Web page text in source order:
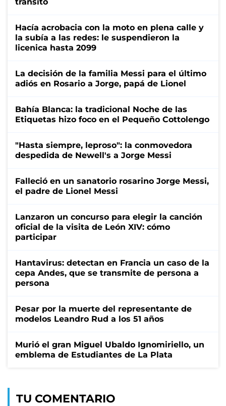
Hacía acrobacia con la moto en plena calle y
la subía a las redes: le suspendieron la
licenica hasta 2099
La decisión de la familia Messi para el último
adiós en Rosario a Jorge, papá de Lionel
Bahía Blanca: la tradicional Noche de las
Etiquetas hizo foco en el Pequeño Cottolengo
"Hasta siempre, leproso": la conmovedora
despedida de Newell's a Jorge Messi
Falleció en un sanatorio rosarino Jorge Messi,
el padre de Lionel Messi
Lanzaron un concurso para elegir la canción
oficial de la visita de León XIV: cómo
participar
Hantavirus: detectan en Francia un caso de la
cepa Andes, que se transmite de persona a
persona
Pesar por la muerte del representante de
modelos Leandro Rud a los 51 años
Murió el gran Miguel Ubaldo Ignomiriello, un
emblema de Estudiantes de La Plata
TU COMENTARIO